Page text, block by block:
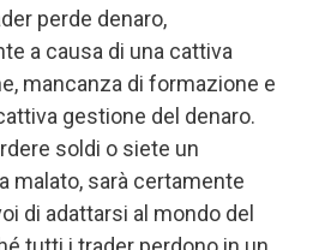
perde denaro,
a causa di una cattiva
mancanza di formazione e
gestione del denaro.
soldi o siete un
malato, sarà certamente
di adattarsi al mondo del